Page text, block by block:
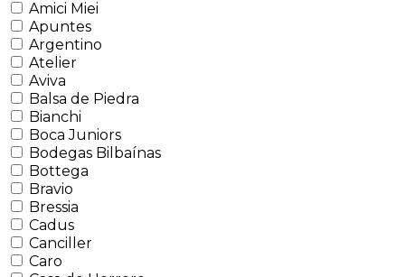
Amici Miei
Apuntes
Argentino
Atelier
Aviva
Balsa de Piedra
Bianchi
Boca Juniors
Bodegas Bilbaínas
Bottega
Bravio
Bressia
Cadus
Canciller
Caro